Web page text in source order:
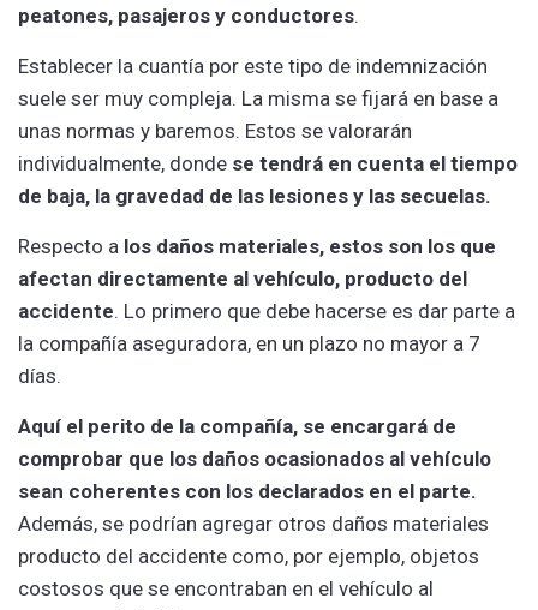
peatones, pasajeros y conductores.
Establecer la cuantía por este tipo de indemnización
suele ser muy compleja. La misma se fijará en base a
unas normas y baremos. Estos se valorarán
individualmente, donde se tendrá en cuenta el tiempo
de baja, la gravedad de las lesiones y las secuelas.
Respecto a los daños materiales, estos son los que
afectan directamente al vehículo, producto del
accidente. Lo primero que debe hacerse es dar parte a
la compañía aseguradora, en un plazo no mayor a 7
días.
Aquí el perito de la compañía, se encargará de
comprobar que los daños ocasionados al vehículo
sean coherentes con los declarados en el parte.
Además, se podrían agregar otros daños materiales
producto del accidente como, por ejemplo, objetos
costosos que se encontraban en el vehículo al